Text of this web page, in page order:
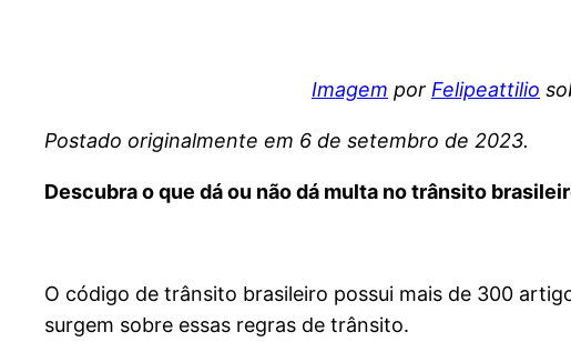
Imagem por Felipeattilio
Postado originalmente em 6 de setembro de 2023.
Descubra o que dá ou não dá multa no trânsito
O código de trânsito brasileiro possui mais de 300
surgem sobre essas regras de trânsito.